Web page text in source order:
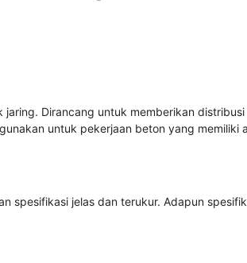
Dirancang untuk memberikan
untuk pekerjaan beton yang memiliki
jelas dan terukur. Adapun